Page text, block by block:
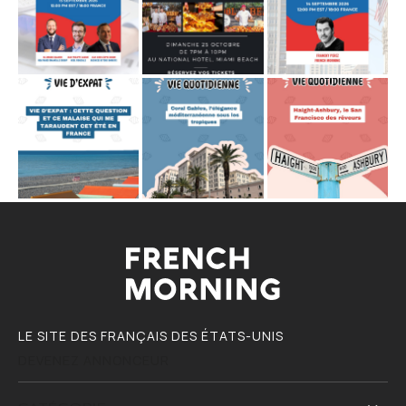
LE SITE DES FRANÇAIS DES ÉTATS-UNIS